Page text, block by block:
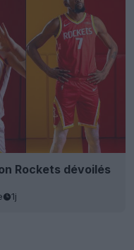
Rockets dévoilés
1j